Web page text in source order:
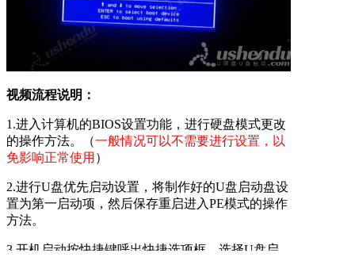
视频流程说明：
1.进入计算机的BIOS设置功能，进行硬盘模式更改
的操作方法。（一般情况可以不需要进行设置，以
免影响正常使用 ）
2.进行U盘优先启动设置，将制作好的U盘启动盘设
置为第一启动项，然后保存重启进入PE模式的操作
方法。
3.开机启动按快捷键呼出快捷选项框，选择U盘启